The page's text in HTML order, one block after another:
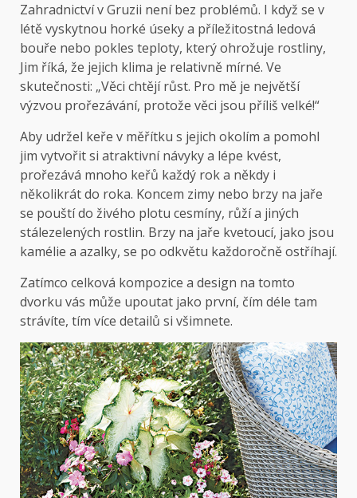
Zahradnictví v Gruzii není bez problémů. I když se v
létě vyskytnou horké úseky a příležitostná ledová
bouře nebo pokles teploty, který ohrožuje rostliny,
Jim říká, že jejich klima je relativně mírné. Ve
skutečnosti: „Věci chtějí růst. Pro mě je největší
výzvou prořezávání, protože věci jsou příliš velké!“
Aby udržel keře v měřítku s jejich okolím a pomohl
jim vytvořit si atraktivní návyky a lépe kvést,
prořezává mnoho keřů každý rok a někdy i
několikrát do roka. Koncem zimy nebo brzy na jaře
se pouští do živého plotu cesmíny, růží a jiných
stálezelených rostlin. Brzy na jaře kvetoucí, jako jsou
kamélie a azalky, se po odkvětu každoročně ostříhají.
Zatímco celková kompozice a design na tomto
dvorku vás může upoutat jako první, čím déle tam
strávíte, tím více detailů si všimnete.